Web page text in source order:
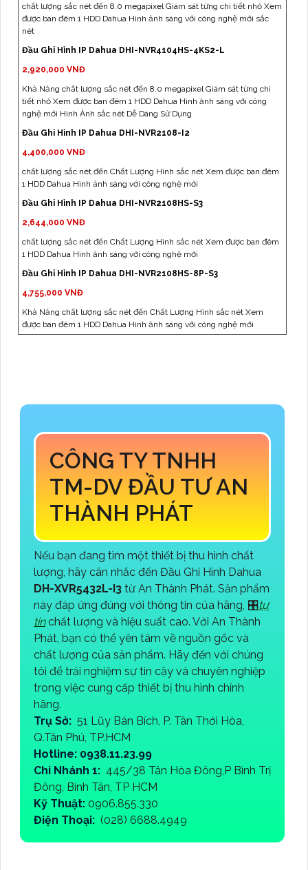
chất lượng sắc nét đến 8.0 megapixel Giám sát từng chi tiết nhỏ Xem
được ban đêm 1 HDD Dahua Hình ảnh sáng với công nghệ mới sắc
nét
Đầu Ghi Hình IP Dahua DHI-NVR4104HS-4KS2-L
2,920,000 VNĐ
Khả Năng chất lượng sắc nét đến 8.0 megapixel Giám sát từng chi
tiết nhỏ Xem được ban đêm 1 HDD Dahua Hình ảnh sáng với công
nghệ mới Hình Ảnh sắc nét Dễ Dàng Sử Dụng
Đầu Ghi Hình IP Dahua DHI-NVR2108-I2
4,400,000 VNĐ
chất lượng sắc nét đến Chất Lượng Hình sắc nét Xem được ban đêm
1 HDD Dahua Hình ảnh sáng với công nghệ mới
Đầu Ghi Hình IP Dahua DHI-NVR2108HS-S3
2,644,000 VNĐ
chất lượng sắc nét đến Chất Lượng Hình sắc nét Xem được ban đêm
1 HDD Dahua Hình ảnh sáng với công nghệ mới
Đầu Ghi Hình IP Dahua DHI-NVR2108HS-8P-S3
4,755,000 VNĐ
Khả Năng chất lượng sắc nét đến Chất Lượng Hình sắc nét Xem
được ban đêm 1 HDD Dahua Hình ảnh sáng với công nghệ mới
CÔNG TY TNHH
TM-DV ĐẦU TƯ AN
THÀNH PHÁT
Nếu bạn đang tìm một thiết bị thu hình chất
lượng, hãy cân nhắc đến Đầu Ghi Hình Dahua
DH-XVR5432L-I3 từ An Thành Phát. Sản phẩm
này đáp ứng đúng với thông tin của hãng, 🎛tự
tinchất lượng và hiệu suất cao. Với An Thành
Phát, bạn có thể yên tâm về nguồn gốc và
chất lượng của sản phẩm. Hãy đến với chúng
tôi để trải nghiệm sự tin cậy và chuyên nghiệp
trong việc cung cấp thiết bị thu hình chính
hãng.
Trụ Sở: 51 Lũy Bán Bích, P. Tân Thới Hòa,
Q.Tân Phú, TP.HCM
Hotline: 0938.11.23.99
Chi Nhánh 1: 445/38 Tân Hòa Đông,P Bình Trị
Đông, Bình Tân, TP HCM
Kỹ Thuật: 0906.855.330
Điện Thoại: (028) 6688.4949